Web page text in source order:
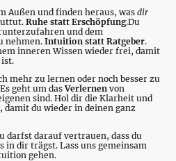
Außen und finden heraus, was dir
Ruhe statt Erschöpfung.Du
und dem
nehmen. Intuition statt Ratgeber.
inneren Wissen wieder frei, damit
mehr zu lernen oder noch besser zu
geht um dasVerlernen von
sind. Hol dir die Klarheit und
du wieder in deinen ganz
darfst darauf vertrauen, dass du
in dir trägst. Lass uns gemeinsam
gehen.